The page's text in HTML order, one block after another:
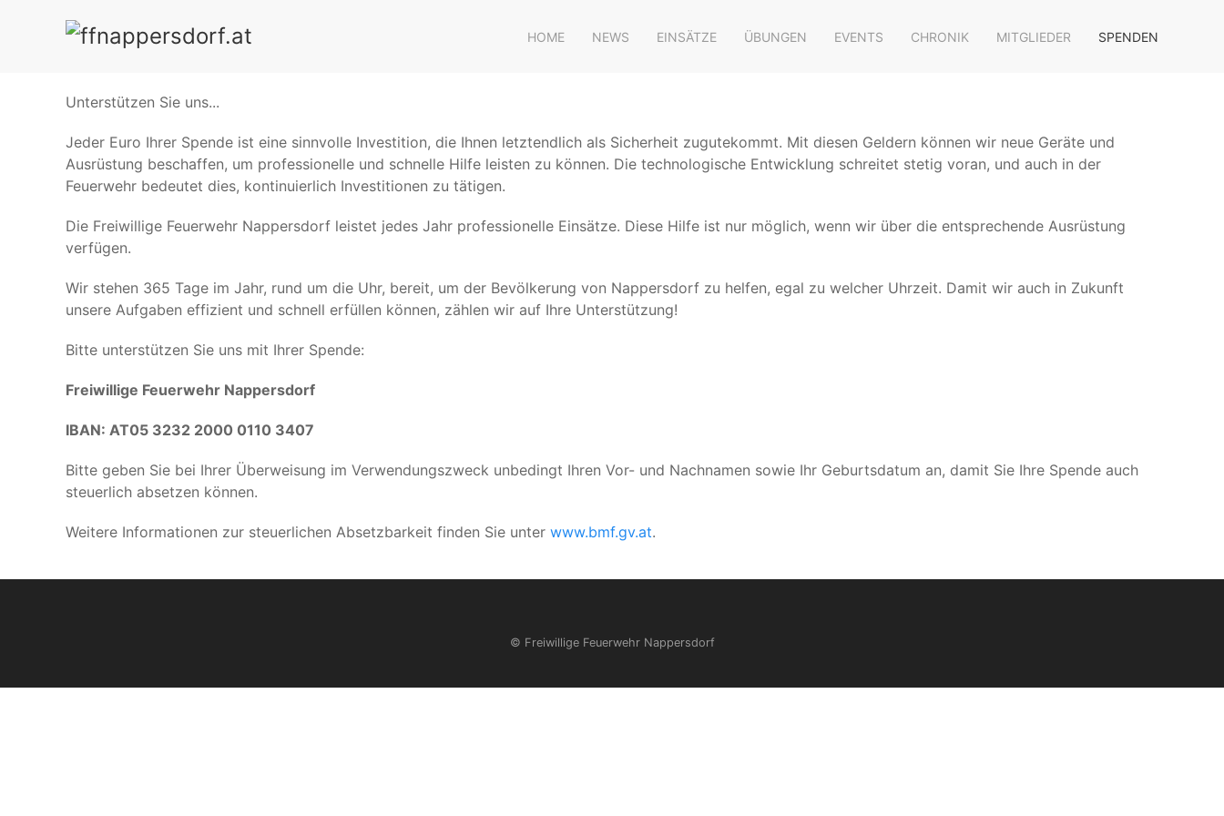
HOME NEWS EINSÄTZE ÜBUNGEN EVENTS CHRONIK MITGLIEDER SPENDEN
Unterstützen Sie uns...
Jeder Euro Ihrer Spende ist eine sinnvolle Investition, die Ihnen letztendlich als Sicherheit zugutekommt. Mit diesen Geldern können wir neue Geräte und
Ausrüstung beschaffen, um professionelle und schnelle Hilfe leisten zu können. Die technologische Entwicklung schreitet stetig voran, und auch in der
Feuerwehr bedeutet dies, kontinuierlich Investitionen zu tätigen.
Die Freiwillige Feuerwehr Nappersdorf leistet jedes Jahr professionelle Einsätze. Diese Hilfe ist nur möglich, wenn wir über die entsprechende Ausrüstung
verfügen.
Wir stehen 365 Tage im Jahr, rund um die Uhr, bereit, um der Bevölkerung von Nappersdorf zu helfen, egal zu welcher Uhrzeit. Damit wir auch in Zukunft
unsere Aufgaben effizient und schnell erfüllen können, zählen wir auf Ihre Unterstützung!
Bitte unterstützen Sie uns mit Ihrer Spende:
Freiwillige Feuerwehr Nappersdorf
IBAN: AT05 3232 2000 0110 3407
Bitte geben Sie bei Ihrer Überweisung im Verwendungszweck unbedingt Ihren Vor- und Nachnamen sowie Ihr Geburtsdatum an, damit Sie Ihre Spende auch
steuerlich absetzen können.
Weitere Informationen zur steuerlichen Absetzbarkeit finden Sie unter www.bmf.gv.at.
© Freiwillige Feuerwehr Nappersdorf